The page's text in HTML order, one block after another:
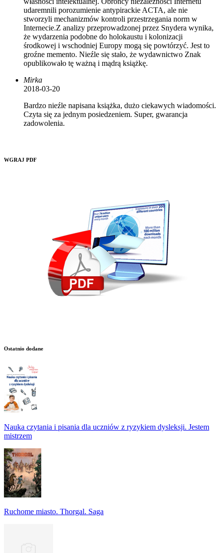
udaremnili porozumienie antypirackie ACTA, ale nie
stworzyli mechanizmów kontroli przestrzegania norm w
Internecie.Z analizy przeprowadzonej przez Snydera wynika,
że wydarzenia podobne do holokaustu i kolonizacji
środkowej i wschodniej Europy mogą się powtórzyć. Jest to
groźne memento. Nieźle się stało, że wydawnictwo Znak
opublikowało tę ważną i mądrą książkę.
Mirka
2018-03-20
Bardzo nieźle napisana książka, dużo ciekawych wiadomości.
Czyta się za jednym posiedzeniem. Super, gwarancja
zadowolenia.
WGRAJ PDF
Ostatnio dodane
Nauka czytania i pisania dla uczniów z ryzykiem dysleksji. Jestem
mistrzem
Ruchome miasto. Thorgal. Saga